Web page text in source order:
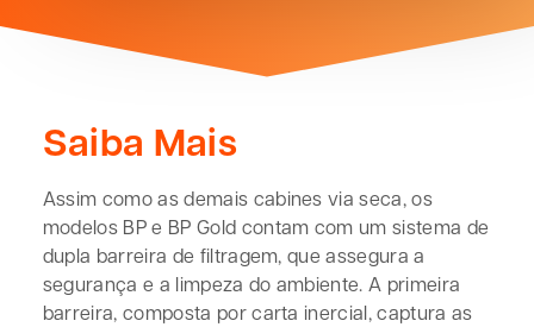
Saiba Mais
Assim como as demais cabines via seca, os
modelos BP e BP Gold contam com um sistema de
dupla barreira de filtragem, que assegura a
segurança e a limpeza do ambiente. A primeira
barreira, composta por carta inercial, captura as